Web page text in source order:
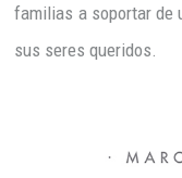
familias a soportar de
sus seres queridos.